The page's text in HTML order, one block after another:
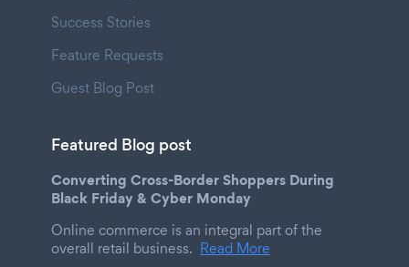
Success Stories
Feature Requests
Guest Blog Post
Featured Blog post
Converting Cross-Border Shoppers During
Black Friday & Cyber Monday
Online commerce is an integral part of the
overall retail business. Read More